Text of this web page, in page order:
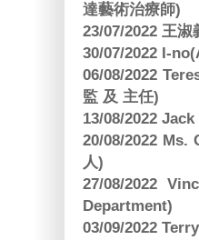
達藝術治療師)
23/07/2022 王
30/07/2022 I-
06/08/2022
監 及 主任)
13/08/2022
20/08/2022
人)
27/08/2022
Department)
03/09/2022